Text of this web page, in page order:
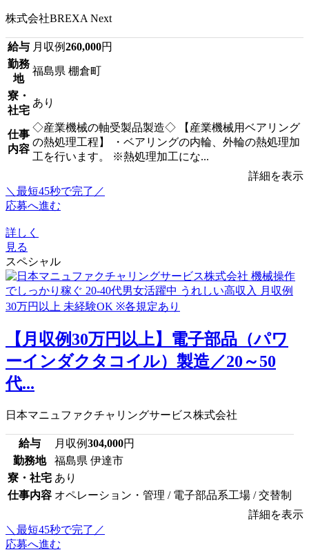
株式会社BREXA Next
給与 月収例260,000円
勤務
地
福島県 棚倉町
寮・
社宅
あり
仕事
内容
◇産業機械の軸受製品製造◇ 【産業機械用ベアリング
の熱処理工程】 ・ベアリングの内輪、外輪の熱処理加
工を行います。 ※熱処理加工にな...
詳細を表示
＼最短45秒で完了／
応募へ進む
詳しく
見る
スペシャル
【月収例30万円以上】電子部品（パワ
ーインダクタコイル）製造／20～50
代...
日本マニュファクチャリングサービス株式会社
給与 月収例304,000円
勤務地
福島県 伊達市
寮・社宅 あり
仕事内容 オペレーション・管理 / 電子部品系工場 / 交替制
詳細を表示
＼最短45秒で完了／
応募へ進む